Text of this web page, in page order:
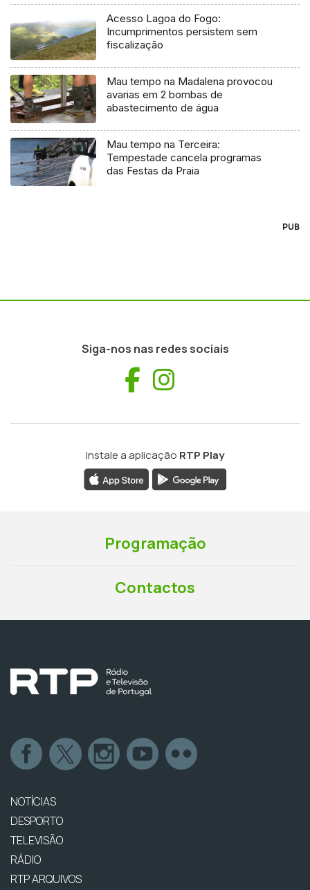
Acesso Lagoa do Fogo:
Incumprimentos persistem sem
fiscalização
Mau tempo na Madalena provocou
avarias em 2 bombas de
abastecimento de água
Mau tempo na Terceira:
Tempestade cancela programas
das Festas da Praia
PUB
Siga-nos nas redes sociais
Facebook
Instale a aplicação RTP Play
Programação
Contactos
NOTÍCIAS
DESPORTO
TELEVISÃO
RÁDIO
RTP ARQUIVOS